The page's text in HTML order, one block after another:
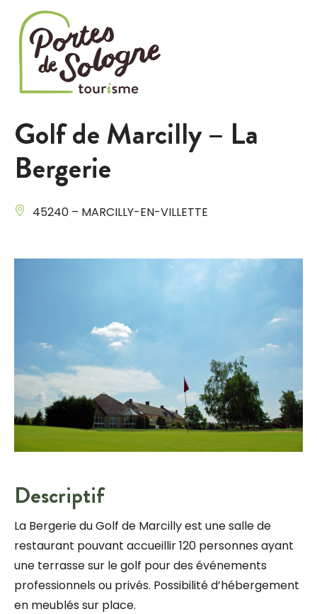
Golf de Marcilly – La
Bergerie
45240 – MARCILLY-EN-VILLETTE
Descriptif
La Bergerie du Golf de Marcilly est une salle de
restaurant pouvant accueillir 120 personnes ayant
une terrasse sur le golf pour des événements
professionnels ou privés. Possibilité d’hébergement
en meublés sur place.